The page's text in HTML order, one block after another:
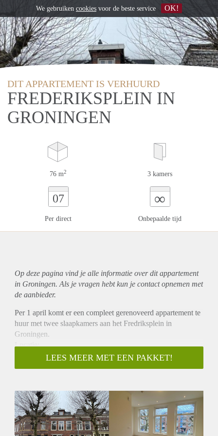
DIT APPARTEMENT IS VERHUURD
FREDERIKSPLEIN IN
GRONINGEN
76 m2 3 kamers
07
Per direct
∞
Onbepaalde tijd
Op deze pagina vind je alle informatie over ditappartement
in Groningen. Als je vragen hebt kun je contact opnemen met
de aanbieder.
Per 1 april komt er een compleet gerenoveerd appartement te
huur met twee slaapkamers aan het Fredriksplein in
Groningen.
Locatie:
Het appartement is gelegen in de gezellige Oosterpoortbuurt
in Groningen, een levendige wijk met diverse winkels,
een Plus-supermarkt op korte afstand van de woning.
Bovendien ligt het stadscentrum op slechts enkele minuten
fietsen, waardoor alle faciliteiten binnen handbereik zijn.
Indeling en voorzieningen:
LEES MEER MET EEN PAKKET!
We gebruiken cookies voor de beste service OK!